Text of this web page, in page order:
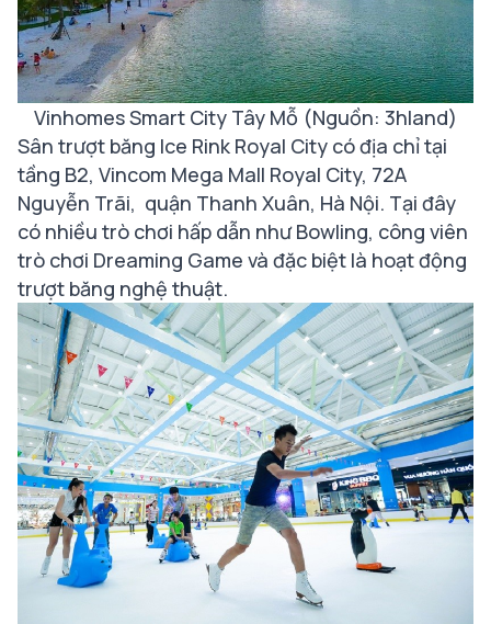
Vinhomes Smart City Tây Mỗ (Nguồn: 3hland)
Sân trượt băng Ice Rink Royal City có địa chỉ tại
tầng B2, Vincom Mega Mall Royal City, 72A
Nguyễn Trãi, quận Thanh Xuân, Hà Nội. Tại đây
có nhiều trò chơi hấp dẫn như Bowling, công viên
trò chơi Dreaming Game và đặc biệt là hoạt động
trượt băng nghệ thuật.